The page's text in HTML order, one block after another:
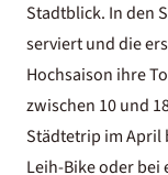
Stadtblick. In den
serviert und die
Hochsaison ihre
zwischen 10 und
Städtetrip im April
Leih-Bike oder bei